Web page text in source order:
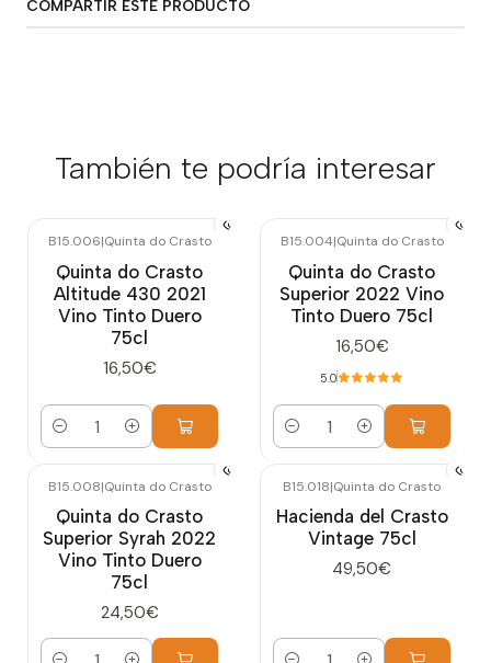
COMPARTIR ESTE PRODUCTO
También te podría interesar
B15.006|Quinta do Crasto
Quinta do Crasto
Altitude 430 2021
Vino Tinto Duero
75cl
16,50€
Cantidad
B15.004|Quinta do Crasto
Quinta do Crasto
Superior 2022 Vino
Tinto Duero 75cl
16,50€
5.0
Cantidad
B15.008|Quinta do Crasto
Quinta do Crasto
Superior Syrah 2022
Vino Tinto Duero
75cl
24,50€
B15.018|Quinta do Crasto
Hacienda del Crasto
Vintage 75cl
49,50€